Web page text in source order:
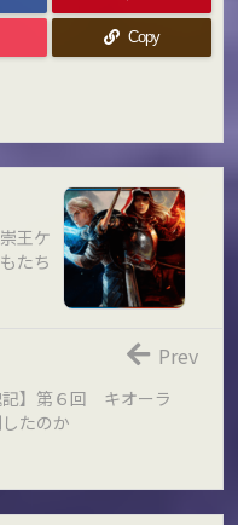
Copy
王ケ
たち
記】第６回 キオーラ
たのか
Prev